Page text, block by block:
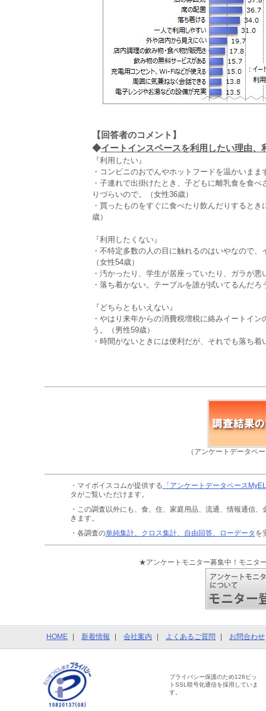
【回答者のコメント】
◆イートインスペースを利用したい理由、
『利用したい』
・コンビニのおでんやホットフードを温かいま
・子連れで出掛けたとき、子どもに離乳食を食
りづらいので。（女性36歳）
・買ったものをすぐに食べたり飲んだりすると
歳）
『利用したくない』
・不特定多数の人の目に触れるのはいやなので
（女性54歳）
・汚かったり、学生が居座っていたり、ガラが
・落ち着かない。テーブルを誰が拭いてるんだ
『どちらともいえない』
・やはり来年からの消費税増税に絡みイートイ
う。（男性59歳）
・時間がないときには便利だが、それでも落ち
（アンケートデータベ
・マイボイスコムが提供する 「アンケートデータベース
タがご覧いただけます。
・この調査以外にも、食、住、家庭用品、流通、情報通信、
きます。
・各調査の単純集計、クロス集計、自由回答、ローデータ を
★アンケートモニター募集中！モニタ
HOME 新着情報 会社案内 よくあるご質問 お問合わせ
プライバシー保護のため128ビッ
トSSL暗号化通信を採用していま
す。